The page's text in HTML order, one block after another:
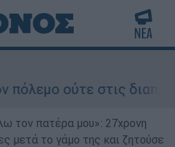
στις
τον πατέρα μου»: 27χρονη
μετά το γάμο της και ζητούσε